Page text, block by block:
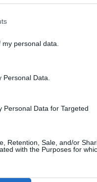
personal data.
Data.
Personal Data for Targeted
Retention, Sale, and/or
with the Purposes for